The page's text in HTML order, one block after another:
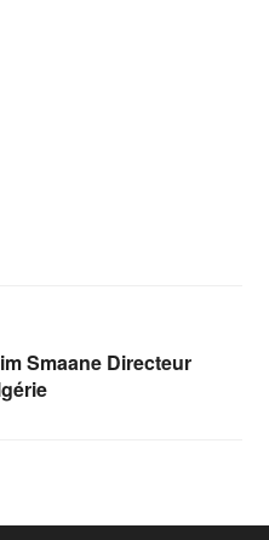
Smaane Directeur